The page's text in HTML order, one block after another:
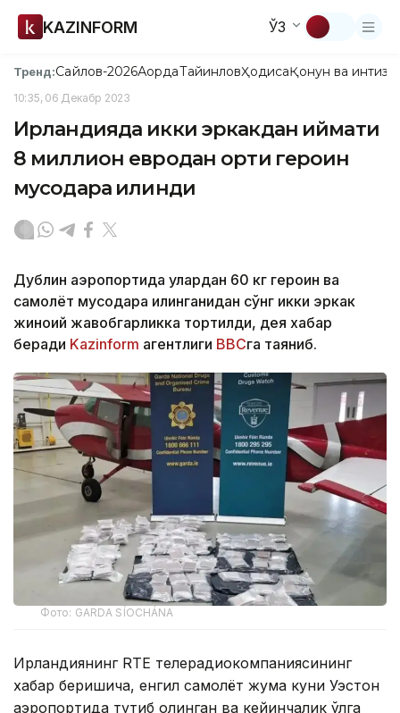
KAZINFORM ЎЗ
Тренд:Сайлов-2026АқордаТайинловҲодисаҚонун ва
10:35, 06 Декабр 2023
Ирландияда икки эркакдан қиймати
8 миллион евродан ортиқ героин
мусодара қилинди
Дублин аэропортида улардан 60 кг героин ва
самолёт мусодара қилинганидан сўнг икки эркак
жиноий жавобгарликка тортилди, дея хабар
беради Kazinform агентлиги BBCга таяниб.
Фото: GARDA SÍOCHÁNA
Ирландиянинг RTE телерадиокомпаниясининг
хабар беришича, енгил самолёт жума куни Уэстон
аэропортида тутиб олинган ва кейинчалик қўлга